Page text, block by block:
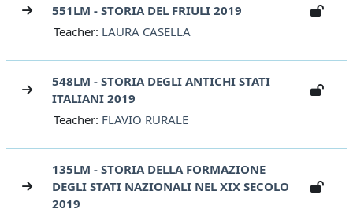
551LM - STORIA DEL FRIULI 2019
Teacher: LAURA CASELLA
548LM - STORIA DEGLI ANTICHI STATI
ITALIANI 2019
Teacher: FLAVIO RURALE
135LM - STORIA DELLA FORMAZIONE
DEGLI STATI NAZIONALI NEL XIX SECOLO
2019